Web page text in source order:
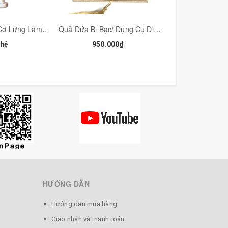
Chày Inox Giải Cơ Lưng Làm Mềm Cổ Vai Gáy Đặc Dụng Cụ Diện Chẩn - MH370 Quả Dứa Bi Bạc/ Dụng Cụ Diện Chẩn Khai Thông, Đánh Gió- Trục Hàn Khí - MH334BS-10
950.000₫
HƯỚNG DẪN
Hướng dẫn mua hàng
Giao nhận và thanh toán